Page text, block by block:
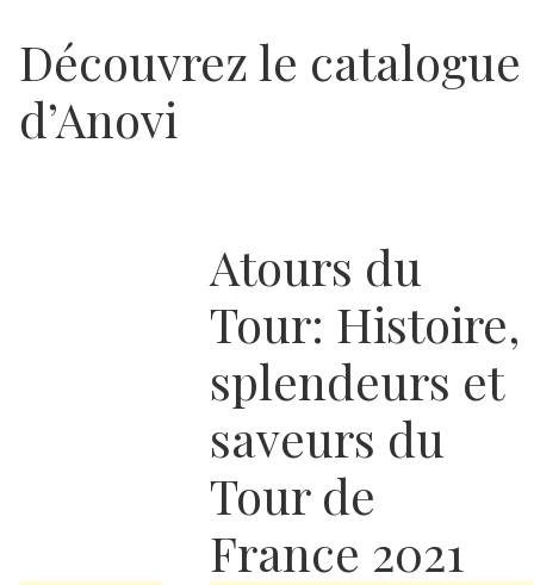
Découvrez le catalogue
d’Anovi
Atours du
Tour: Histoire,
splendeurs et
saveurs du
Tour de
France 2021